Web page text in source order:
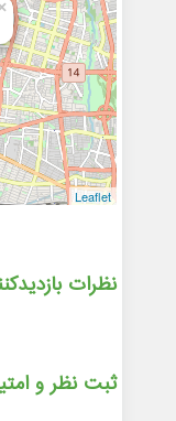
Leaflet
نظرات
ثبت نظر و